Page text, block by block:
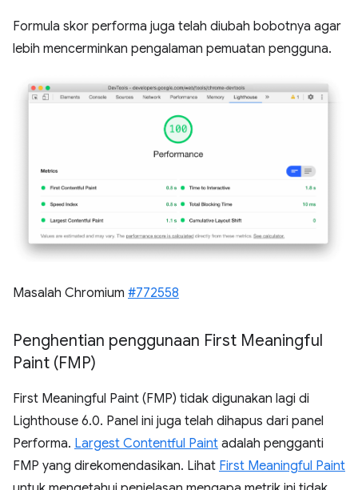
Formula skor performa juga telah diubah bobotnya agar
lebih mencerminkan pengalaman pemuatan pengguna.
Masalah Chromium #772558
Penghentian penggunaan First Meaningful
Paint (FMP)
First Meaningful Paint (FMP) tidak digunakan lagi di
Lighthouse 6.0. Panel ini juga telah dihapus dari panel
Performa. Largest Contentful Paint adalah pengganti
FMP yang direkomendasikan. Lihat First Meaningful Paint